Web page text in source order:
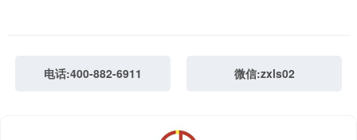
电话:400-882-6911 微信:zxls02